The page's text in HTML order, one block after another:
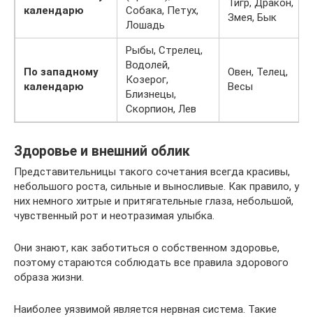
календарю
Собака, Петух,
Лошадь
Тигр, Дракон,
Змея, Бык
По западному
календарю
Рыбы, Стрелец,
Водолей,
Козерог,
Близнецы,
Скорпион, Лев
Овен, Телец,
Весы
Здоровье и внешний облик
Представительницы такого сочетания всегда красивы,
небольшого роста, сильные и выносливые. Как правило, у
них немного хитрые и притягательные глаза, небольшой,
чувственный рот и неотразимая улыбка.
Они знают, как заботиться о собственном здоровье,
поэтому стараются соблюдать все правила здорового
образа жизни.
Наиболее уязвимой является нервная система. Такие